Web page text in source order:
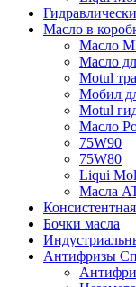
Масло в
Масло
Масло
Motul
Мобил
Motul
Масло
75W90
75W80
Liqui
Масла
Бочки масла
Антифризы